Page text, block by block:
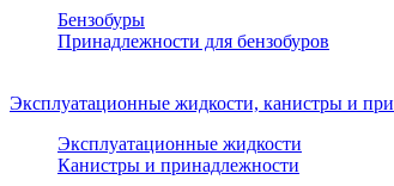
Бензобуры
Принадлежности для бензобуров
Эксплуатационные жидкости, канистры и
Эксплуатационные жидкости
Канистры и принадлежности